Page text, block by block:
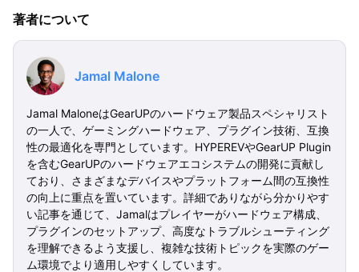
著者について
Jamal Malone
Jamal MaloneはGearUPのハードウェア製品スペシャリスト
の一人で、ゲーミングハードウェア、プラグイン技術、互換
性の最適化を専門としています。HYPEREVやGearUP Plugin
を含むGearUPのハードウェアエコシステムの開発に貢献し
ており、さまざまなデバイスやプラットフォーム間の互換性
の向上に重点を置いています。詳細でありながら分かりやす
い記事を通じて、Jamalはプレイヤーがハードウェア構成、
プラグインのセットアップ、高度なトラブルシューティング
を理解できるよう支援し、複雑な技術トピックを実際のゲー
ム環境でより適用しやすくしています。